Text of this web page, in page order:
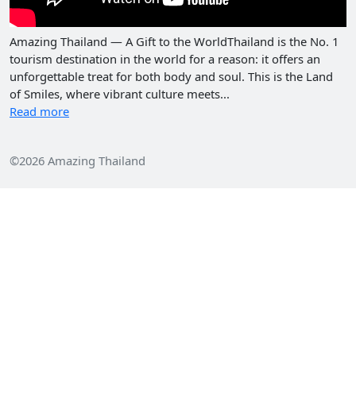
Amazing Thailand — A Gift to the WorldThailand is the No. 1
tourism destination in the world for a reason: it offers an
unforgettable treat for both body and soul. This is the Land
of Smiles, where vibrant culture meets...
Read more
©2026 Amazing Thailand